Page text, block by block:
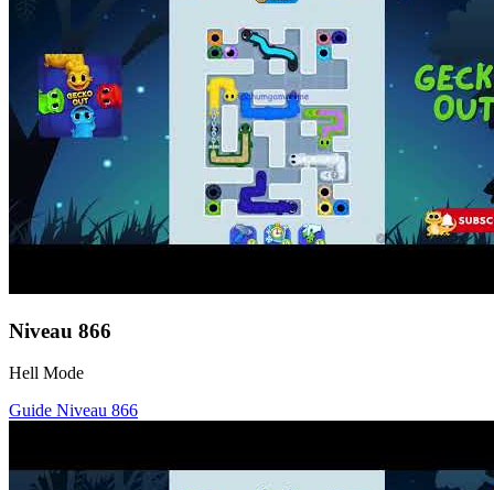
Niveau 866
Hell Mode
Guide Niveau 866